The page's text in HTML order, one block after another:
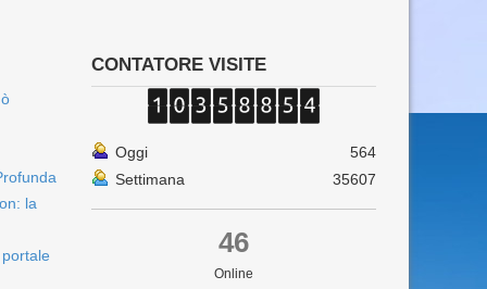
la
CONTATORE VISITE
Oggi
564
Settimana
35607
46
Online